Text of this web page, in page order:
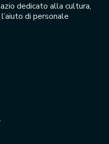
dedicato alla cultura,
di personale